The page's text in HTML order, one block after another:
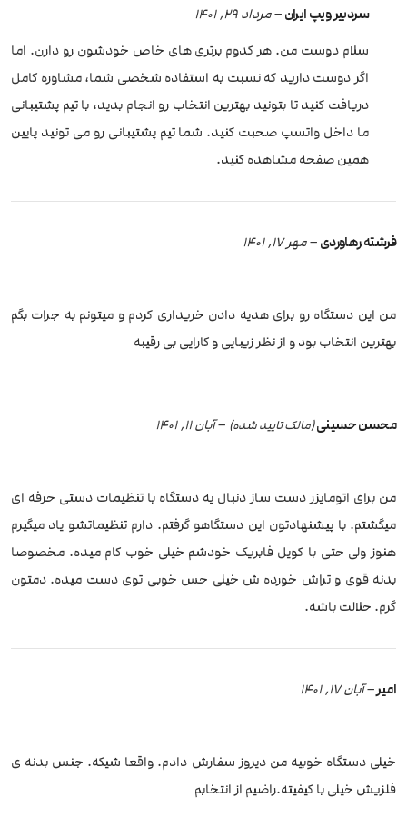
سردبیر ویپ ایران– مرداد 29, 1401
سلام دوست من. هر کدوم برتری های خاص خودشون رو دارن. اما
اگر دوست دارید که نسبت به استفاده شخصی شما، مشاوره کامل
دریافت کنید تا بتونید بهترین انتخاب رو انجام بدید، با تیم پشتیبانی
ما داخل واتسپ صحبت کنید. شما تیم پشتیبانی رو می تونید پایین
همین صفحه مشاهده کنید.
فرشته رهاوردی–مهر 17, 1401
من این دستگاه رو برای هدیه دادن خریداری کردم و میتونم به جرات بگم
بهترین انتخاب بود و از نظر زیبایی و کارایی بی رقیبه
محسن حسینی(مالک تایید شده) –آبان 11, 1401
من برای اتومایزر دست ساز دنبال یه دستگاه با تنظیمات دستی حرفه ای
میگشتم. با پیشنهادتون این دستگاهو گرفتم. دارم تنظیماتشو یاد میگیرم
هنوز ولی حتی با کویل فابریک خودشم خیلی خوب کام میده. مخصوصا
بدنه قوی و تراش خورده ش خیلی حس خوبی توی دست میده. دمتون
گرم. حلالت باشه.
امیر–آبان 17, 1401
خیلی دستگاه خوبیه من دیروز سفارش دادم. واقعا شیکه. جنس بدنه ی
فلزیش خیلی با کیفیته.راضیم از انتخابم